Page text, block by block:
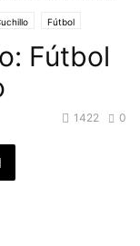
Fútbol
Fútbol
0
1422